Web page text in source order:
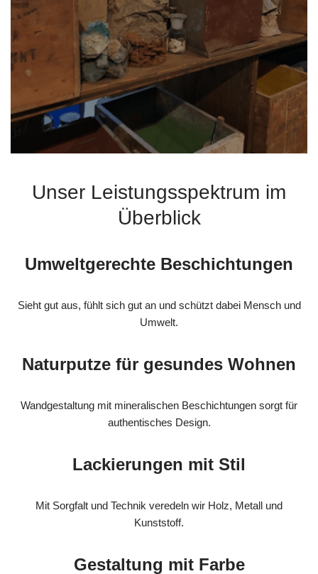
Unser Leistungsspektrum im
Überblick
Umweltgerechte Beschichtungen
Sieht gut aus, fühlt sich gut an und schützt dabei Mensch und
Umwelt.
Naturputze für gesundes Wohnen
Wandgestaltung mit mineralischen Beschichtungen sorgt für
authentisches Design.
Lackierungen mit Stil
Mit Sorgfalt und Technik veredeln wir Holz, Metall und
Kunststoff.
Gestaltung mit Farbe